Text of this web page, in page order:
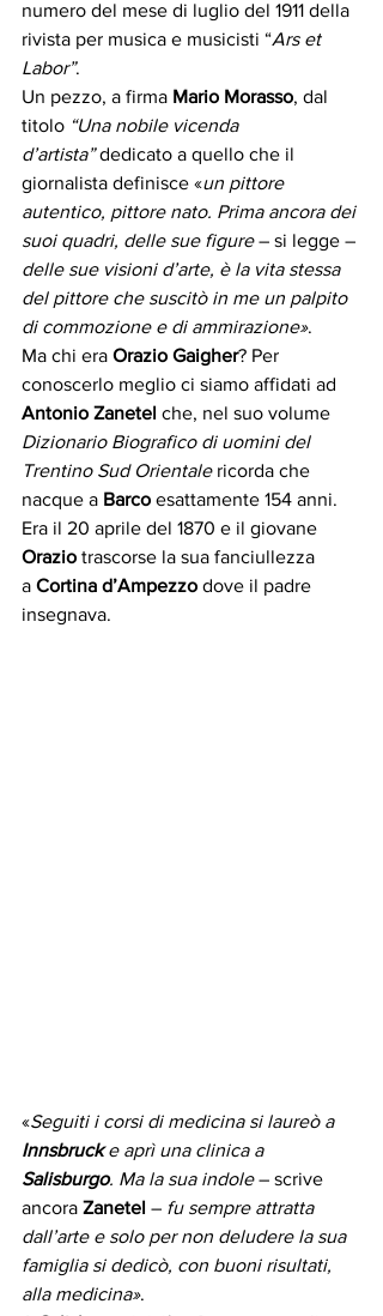
numero del mese di luglio del 1911 della
rivista per musica e musicisti “Ars et
Labor”.
Un pezzo, a firma Mario Morasso, dal
titolo “Una nobile vicenda
d’artista” dedicato a quello che il
giornalista definisce «un pittore
autentico, pittore nato. Prima ancora dei
suoi quadri, delle sue figure – si legge –
delle sue visioni d’arte, è la vita stessa
del pittore che suscitò in me un palpito
di commozione e di ammirazione».
Ma chi era Orazio Gaigher? Per
conoscerlo meglio ci siamo affidati ad
Antonio Zanetel che, nel suo volume
Dizionario Biografico di uomini del
Trentino Sud Orientale ricorda che
nacque a Barco esattamente 154 anni.
Era il 20 aprile del 1870 e il giovane
Orazio trascorse la sua fanciullezza
a Cortina d’Ampezzo dove il padre
insegnava.
«Seguiti i corsi di medicina si laureò a
Innsbruck e aprì una clinica a
Salisburgo. Ma la sua indole – scrive
ancora Zanetel – fu sempre attratta
dall’arte e solo per non deludere la sua
famiglia si dedicò, con buoni risultati,
alla medicina».